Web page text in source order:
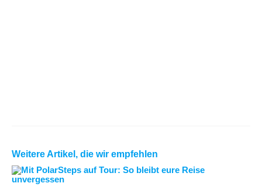
Weitere Artikel, die wir empfehlen